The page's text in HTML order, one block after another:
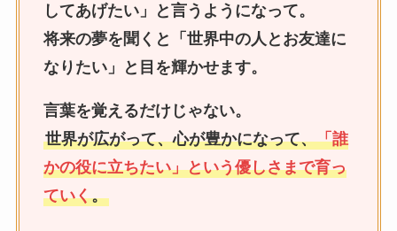
してあげたい」と言うようになって。
将来の夢を聞くと「世界中の人とお友達に
なりたい」と目を輝かせます。
言葉を覚えるだけじゃない。
世界が広がって、心が豊かになって、「誰
かの役に立ちたい」という優しさまで育っ
ていく。